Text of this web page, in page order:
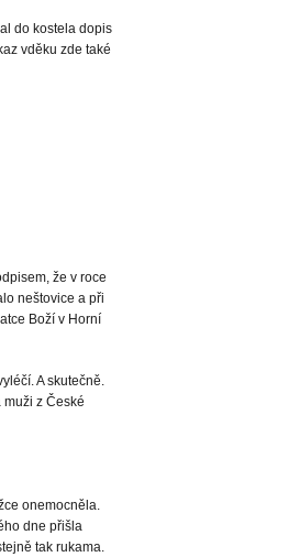
do kostela dopis
vděku zde také
že v roce
neštovice a při
Boží v Horní
A skutečně.
z České
onemocněla.
dne přišla
tak rukama.